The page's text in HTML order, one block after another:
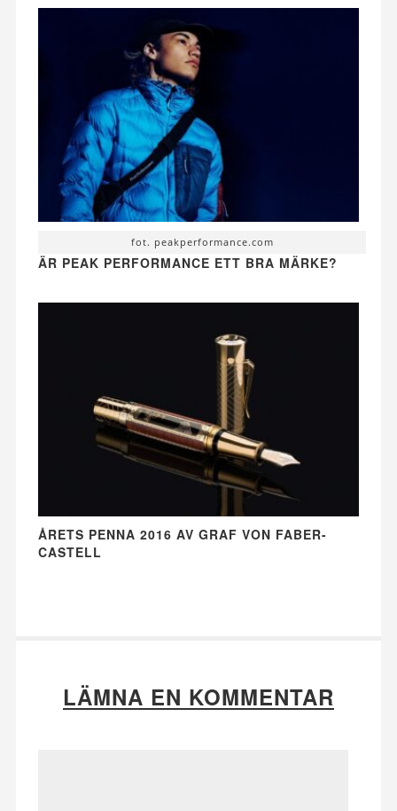
fot. peakperformance.com
ÄR PEAK PERFORMANCE ETT BRA MÄRKE?
ÅRETS PENNA 2016 AV GRAF VON FABER-
CASTELL
LÄMNA EN KOMMENTAR